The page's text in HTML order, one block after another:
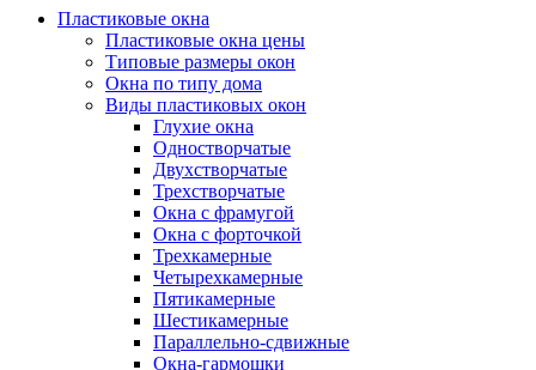
Пластиковые окна
Пластиковые окна цены
Типовые размеры окон
Окна по типу дома
Виды пластиковых окон
Глухие окна
Одностворчатые
Двухстворчатые
Трехстворчатые
Окна с фрамугой
Окна с форточкой
Трехкамерные
Четырехкамерные
Пятикамерные
Шестикамерные
Параллельно-сдвижные
Окна-гармошки